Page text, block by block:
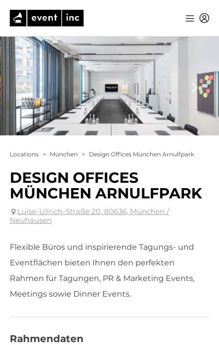
Locations > München > Design Offices München Arnulfpark
DESIGN OFFICES
MÜNCHEN ARNULFPARK
Luise-Ullrich-Straße 20, 80636, München /
Neuhausen
Flexible Büros und inspirierende Tagungs- und
Eventflächen bieten Ihnen den perfekten
Rahmen für Tagungen, PR & Marketing Events,
Meetings sowie Dinner Events.
Rahmendaten